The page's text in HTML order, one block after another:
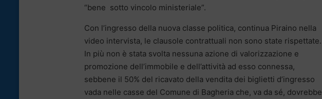
“bene sotto vincolo ministeriale”.
Con l’ingresso della nuova classe politica, continua Piraino nella
video intervista, le clausole contrattuali non sono state rispettate.
In più non è stata svolta nessuna azione di valorizzazione e
promozione dell’immobile e dell’attività ad esso connessa,
sebbene il 50% del ricavato della vendita dei biglietti d’ingresso
vada nelle casse del Comune di Bagheria che, va da sé, dovrebbe